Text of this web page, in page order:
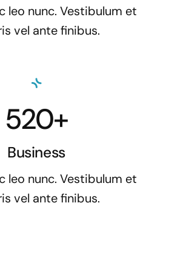
leo nunc. Vestibulum et
vel ante finibus.
520+
Business
leo nunc. Vestibulum et
vel ante finibus.